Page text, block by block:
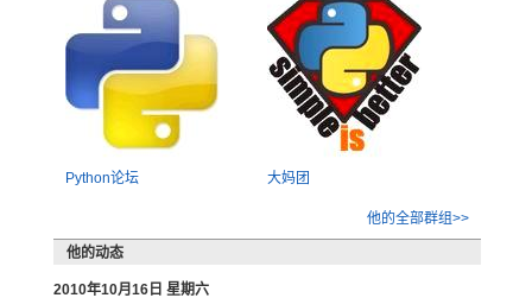
Python论坛 大妈团
他的全部群组>>
他的动态
2010年10月16日 星期六